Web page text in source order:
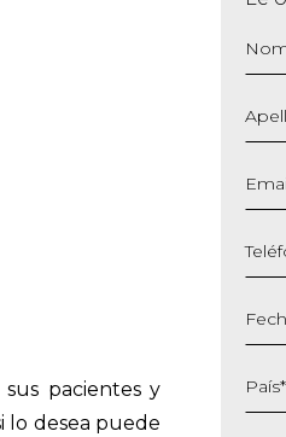
pacientes y
lo desea puede
barra
MM
País*